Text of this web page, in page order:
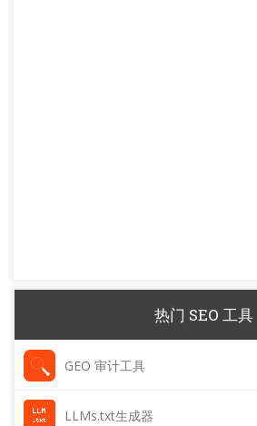
热门 SEO 工具
GEO 审计工具
LLMs.txt生成器